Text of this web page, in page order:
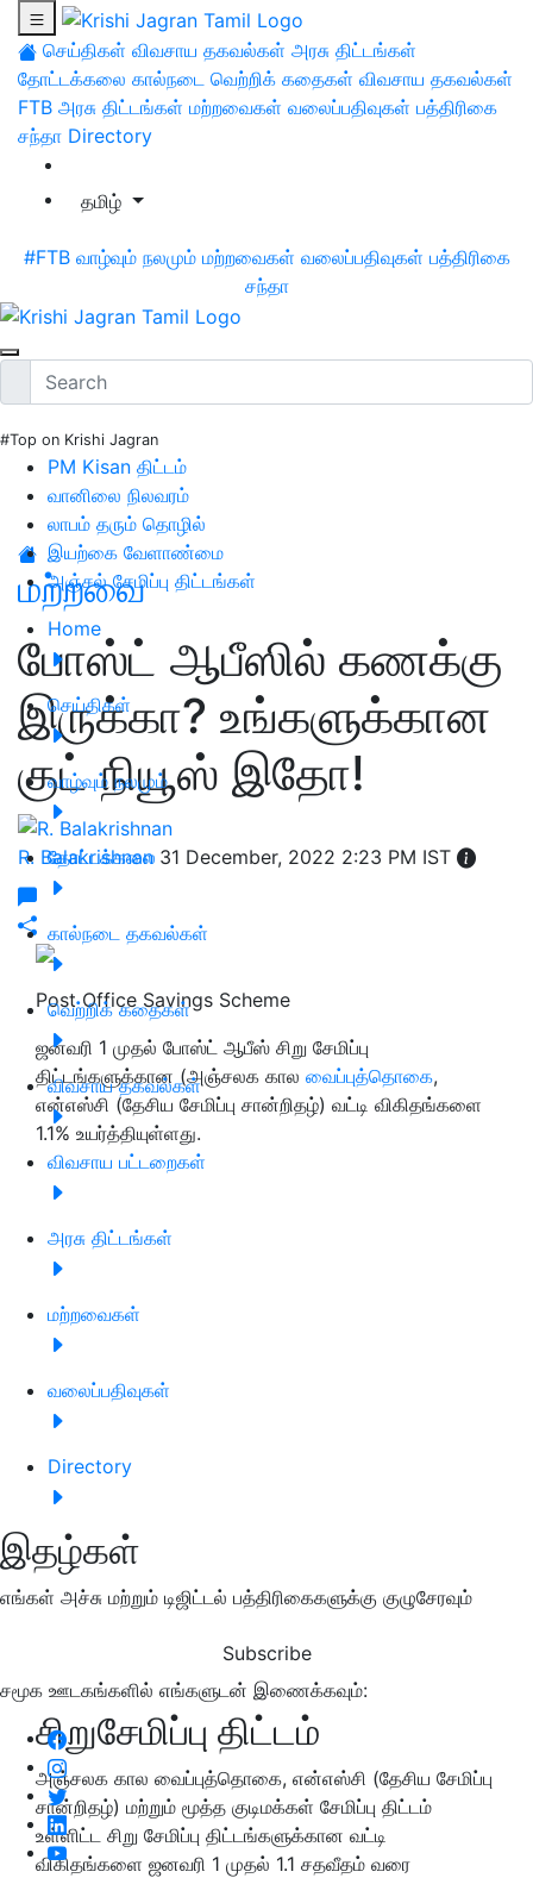
செய்திகள் விவசாய தகவல்கள் அரசு திட்டங்கள்
தோட்டக்கலை கால்நடை வெற்றிக் கதைகள் விவசாய தகவல்கள்
FTB அரசு திட்டங்கள் மற்றவைகள் வலைப்பதிவுகள் பத்திரிகை
சந்தா Directory
தமிழ்
#FTB வாழ்வும் நலமும் மற்றவைகள் வலைப்பதிவுகள் பத்திரிகை
சந்தா
#Top on Krishi Jagran
PM Kisan திட்டம்
வானிலை நிலவரம்
லாபம் தரும் தொழில்
இயற்கை வேளாண்மை
அஞ்சல் சேமிப்பு திட்டங்கள்
Home
செய்திகள்
வாழ்வும் நலமும்
தோட்டக்கலை
கால்நடை தகவல்கள்
வெற்றிக் கதைகள்
விவசாய தகவல்கள்
விவசாய பட்டறைகள்
அரசு திட்டங்கள்
மற்றவைகள்
வலைப்பதிவுகள்
Directory
இதழ்கள்
எங்கள் அச்சு மற்றும் டிஜிட்டல் பத்திரிகைகளுக்கு குழுசேரவும்
Subscribe
சமூக ஊடகங்களில் எங்களுடன் இணைக்கவும்:
மற்றவை
போஸ்ட் ஆபீஸில் கணக்கு
இருக்கா? உங்களுக்கான
குட் நியூஸ் இதோ!
R. Balakrishnan 31 December, 2022 2:23 PM IST
Post Office Savings Scheme
ஜனவரி 1 முதல் போஸ்ட் ஆபீஸ் சிறு சேமிப்பு
திட்டங்களுக்கான (அஞ்சலக கால வைப்புத்தொகை,
என்எஸ்சி (தேசிய சேமிப்பு சான்றிதழ்) வட்டி விகிதங்களை
1.1% உயர்த்தியுள்ளது.
சிறுசேமிப்பு திட்டம்
அஞ்சலக கால வைப்புத்தொகை, என்எஸ்சி (தேசிய சேமிப்பு
சான்றிதழ்) மற்றும் மூத்த குடிமக்கள் சேமிப்பு திட்டம்
உள்ளிட்ட சிறு சேமிப்பு திட்டங்களுக்கான வட்டி
விகிதங்களை ஜனவரி 1 முதல் 1.1 சதவீதம் வரை